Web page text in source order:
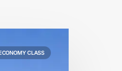
CLASS